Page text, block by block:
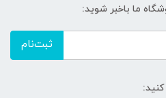
ما باخبر شوید:
ثبت‌نام